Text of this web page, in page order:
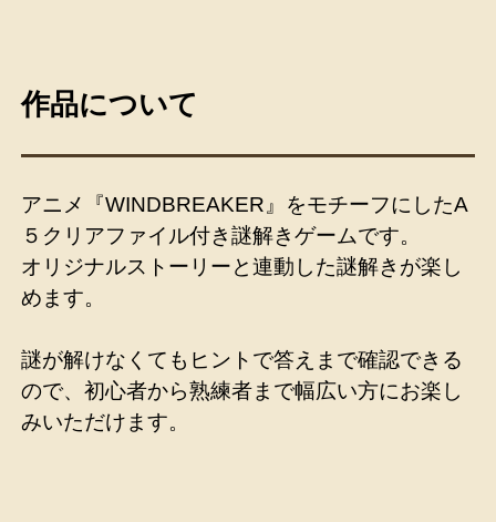
作品について
アニメ『WINDBREAKER』をモチーフにしたA
５クリアファイル付き謎解きゲームです。
オリジナルストーリーと連動した謎解きが楽し
めます。
謎が解けなくてもヒントで答えまで確認できる
ので、初心者から熟練者まで幅広い方にお楽し
みいただけます。